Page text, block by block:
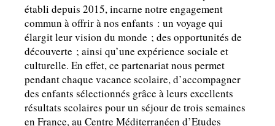
établi depuis 2015, incarne notre engagement
commun à offrir à nos enfants : un voyage qui
élargit leur vision du monde ; des opportunités de
découverte ; ainsi qu’une expérience sociale et
culturelle. En effet, ce partenariat nous permet
pendant chaque vacance scolaire, d’accompagner
des enfants sélectionnés grâce à leurs excellents
résultats scolaires pour un séjour de trois semaines
en France, au Centre Méditerranéen d’Etudes